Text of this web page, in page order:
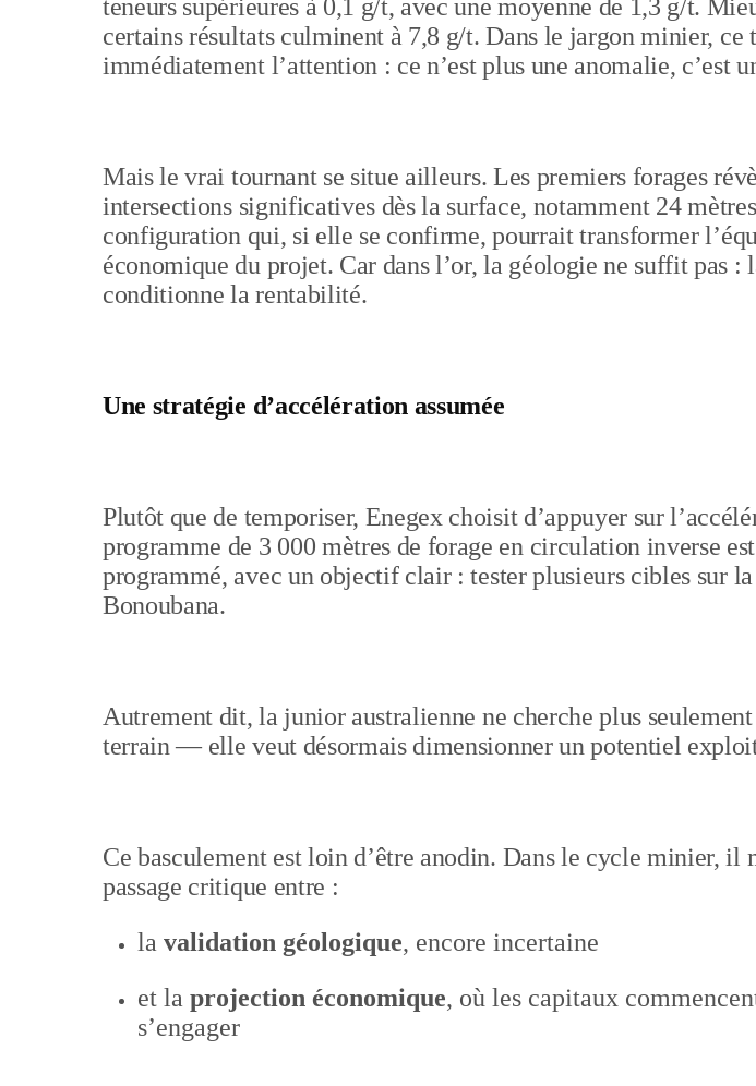
teneurs supérieures à 0,1 g/t, avec une moyenne de 1,3 g/t.
certains résultats culminent à 7,8 g/t. Dans le jargon minier, ce
immédiatement l’attention : ce n’est plus une anomalie, c’est
Mais le vrai tournant se situe ailleurs. Les premiers forages
intersections significatives dès la surface, notamment 24
configuration qui, si elle se confirme, pourrait transformer
économique du projet. Car dans l’or, la géologie ne suffit pas :
conditionne la rentabilité.
Une stratégie d’accélération assumée
Plutôt que de temporiser, Enegex choisit d’appuyer sur
programme de 3 000 mètres de forage en circulation inverse
programmé, avec un objectif clair : tester plusieurs cibles sur la
Bonoubana.
Autrement dit, la junior australienne ne cherche plus
terrain — elle veut désormais dimensionner un potentiel
Ce basculement est loin d’être anodin. Dans le cycle minier, il
passage critique entre :
la validation géologique, encore incertaine
et la projection économique, où les capitaux
s’engager